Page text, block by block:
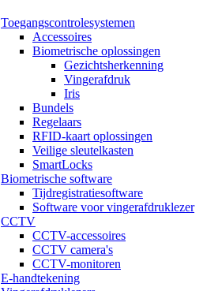
Toegangscontrolesystemen
Accessoires
Biometrische oplossingen
Gezichtsherkenning
Vingerafdruk
Iris
Bundels
Regelaars
RFID-kaart oplossingen
Veilige sleutelkasten
SmartLocks
Biometrische software
Tijdregistratiesoftware
Software voor vingerafdruklezer
CCTV
CCTV-accessoires
CCTV camera's
CCTV-monitoren
E-handtekening